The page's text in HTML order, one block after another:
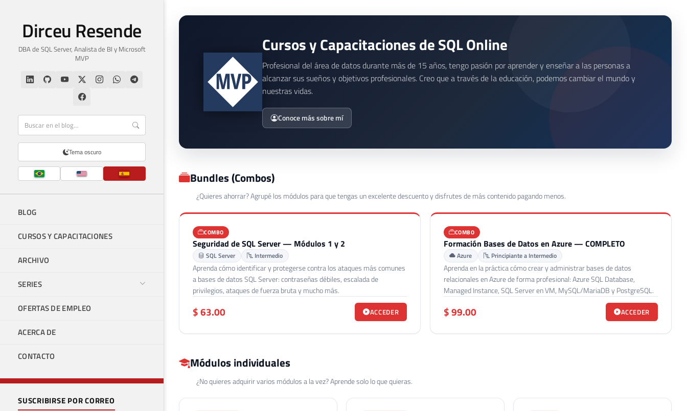
Dirceu Resende
DBA de SQL Server, Analista de BI y Microsoft
MVP
Tema oscuro
BLOG
CURSOS Y CAPACITACIONES
ARCHIVO
SERIES
OFERTAS DE EMPLEO
ACERCA DE
CONTACTO
SUSCRIBIRSE POR CORREO
Cursos y Capacitaciones de SQL Online
Profesional del área de datos durante más de 15 años, tengo pasión por aprender y enseñar a las personas a
alcanzar sus sueños y objetivos profesionales. Creo que a través de la educación, podemos cambiar el mundo y
nuestras vidas.
Conoce más sobre mí
Bundles (Combos)
¿Quieres ahorrar? Agrupé los módulos para que tengas un excelente descuento y disfrutes de más contenido pagando menos.
COMBO
Seguridad de SQL Server — Módulos 1 y 2
SQL Server Intermedio
Aprenda cómo identificar y protegerse contra los ataques más comunes
a bases de datos SQL Server: contraseñas débiles, escalada de
privilegios, ataques de fuerza bruta y mucho más.
$ 63.00 ACCEDER
COMBO
Formación Bases de Datos en Azure — COMPLETO
Azure Principiante a Intermedio
Aprenda en la práctica cómo crear y administrar bases de datos
relacionales en Azure de forma profesional: Azure SQL Database,
Managed Instance, SQL Server en VM, MySQL/MariaDB y PostgreSQL.
$ 99.00 ACCEDER
Módulos individuales
¿No quieres adquirir varios módulos a la vez? Aprende solo lo que quieras.